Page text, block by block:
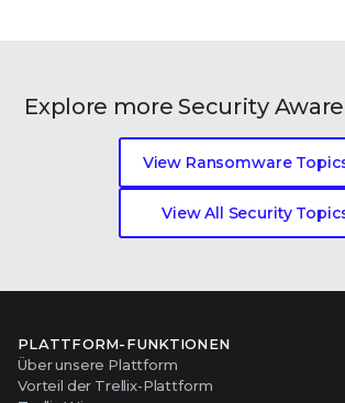
Explore more Security
View Ransomware
View All Security
PLATTFORM-FUNKTIONEN
Über unsere Plattform
Vorteil der Trellix-Plattform